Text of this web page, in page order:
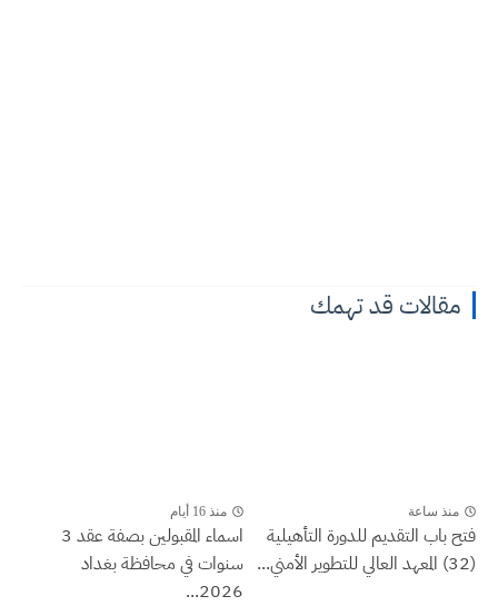
مقالات قد تهمك
منذ ساعة
فتح باب التقديم للدورة التأهيلية
(32) المعهد العالي للتطوير الأمني...
منذ 16 أيام
اسماء المقبولين بصفة عقد 3
سنوات في محافظة بغداد
2026...